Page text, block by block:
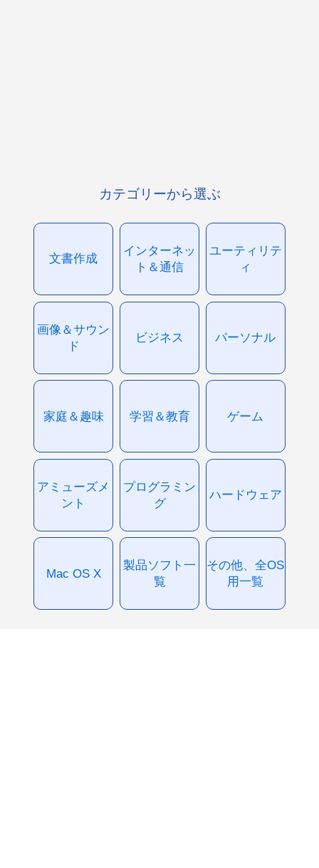
カテゴリーから選ぶ
文書作成
インターネッ
ト＆通信
ユーティリテ
ィ
画像＆サウン
ド
ビジネス パーソナル
家庭＆趣味 学習＆教育 ゲーム
アミューズメ
ント
プログラミン
グ
ハードウェア
Mac OS X
製品ソフト一
覧
その他、全OS
用一覧